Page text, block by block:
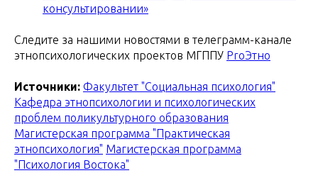
консультировании»
Следите за нашими новостями в телеграмм-канале
этнопсихологических проектов МГППУ ProЭтно
Источники: Факультет "Социальная психология"
Кафедра этнопсихологии и психологических
проблем поликультурного образования
Магистерская программа "Практическая
этнопсихология" Магистерская программа
"Психология Востока"